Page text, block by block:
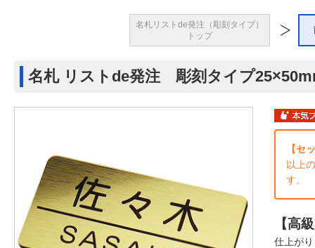
名札リストde発注（彫刻タイプ）
トップ
名札 リストde発注 彫刻タイプ
【セ
以上
す。
【高
仕上が